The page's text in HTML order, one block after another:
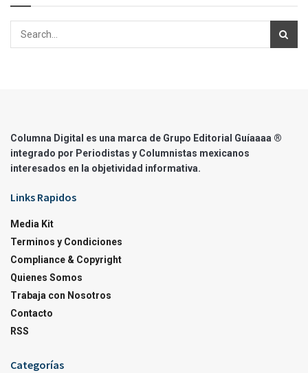
Columna Digital es una marca de Grupo Editorial Guíaaaa ®
integrado por Periodistas y Columnistas mexicanos
interesados en la objetividad informativa.
Links Rapidos
Media Kit
Terminos y Condiciones
Compliance & Copyright
Quienes Somos
Trabaja con Nosotros
Contacto
RSS
Categorías